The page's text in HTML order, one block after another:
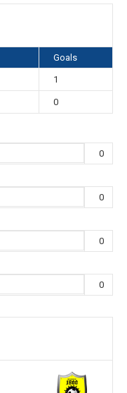
Goals
1
0
0
0
0
0